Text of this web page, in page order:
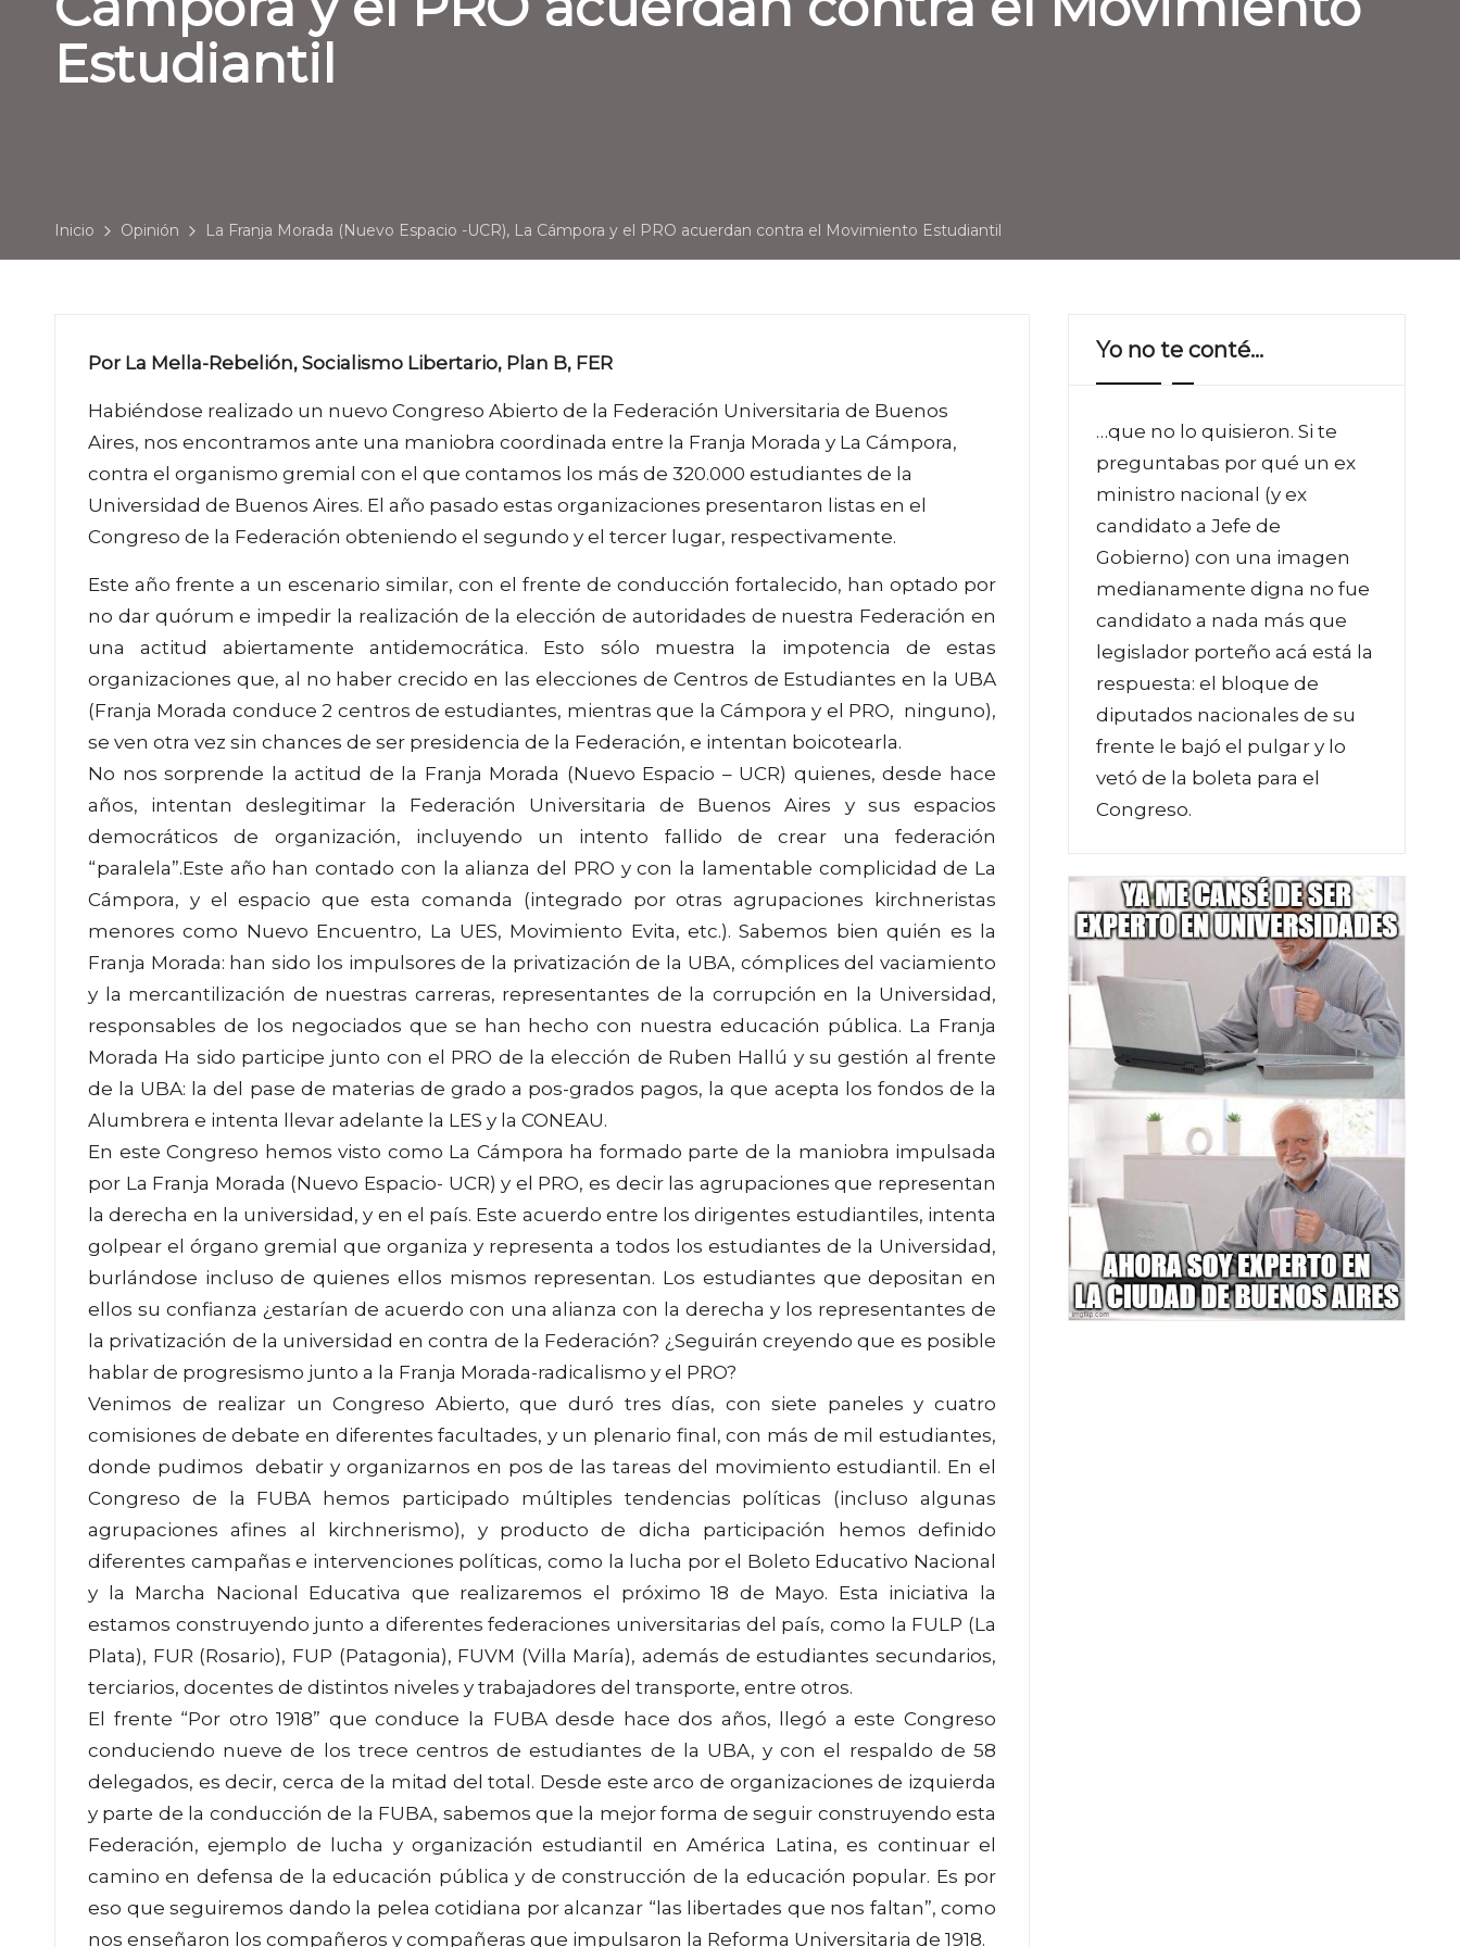
Estudiantil
Inicio Opinión La Franja Morada (Nuevo Espacio -UCR), La Cámpora y el PRO acuerdan contra el Movimiento Estudiantil
Por La Mella-Rebelión, Socialismo Libertario, Plan B, FER
Habiéndose realizado un nuevo Congreso Abierto de la Federación Universitaria de Buenos
Aires, nos encontramos ante una maniobra coordinada entre la Franja Morada y La Cámpora,
contra el organismo gremial con el que contamos los más de 320.000 estudiantes de la
Universidad de Buenos Aires. El año pasado estas organizaciones presentaron listas en el
Congreso de la Federación obteniendo el segundo y el tercer lugar, respectivamente.
Este año frente a un escenario similar, con el frente de conducción fortalecido, han optado por
no dar quórum e impedir la realización de la elección de autoridades de nuestra Federación en
una actitud abiertamente antidemocrática. Esto sólo muestra la impotencia de estas
organizaciones que, al no haber crecido en las elecciones de Centros de Estudiantes en la UBA
(Franja Morada conduce 2 centros de estudiantes, mientras que la Cámpora y el PRO, ninguno),
se ven otra vez sin chances de ser presidencia de la Federación, e intentan boicotearla.
No nos sorprende la actitud de la Franja Morada (Nuevo Espacio – UCR) quienes, desde hace
años, intentan deslegitimar la Federación Universitaria de Buenos Aires y sus espacios
democráticos de organización, incluyendo un intento fallido de crear una federación
“paralela”.Este año han contado con la alianza del PRO y con la lamentable complicidad de La
Cámpora, y el espacio que esta comanda (integrado por otras agrupaciones kirchneristas
menores como Nuevo Encuentro, La UES, Movimiento Evita, etc.). Sabemos bien quién es la
Franja Morada: han sido los impulsores de la privatización de la UBA, cómplices del vaciamiento
y la mercantilización de nuestras carreras, representantes de la corrupción en la Universidad,
responsables de los negociados que se han hecho con nuestra educación pública. La Franja
Morada Ha sido participe junto con el PRO de la elección de Ruben Hallú y su gestión al frente
de la UBA: la del pase de materias de grado a pos-grados pagos, la que acepta los fondos de la
Alumbrera e intenta llevar adelante la LES y la CONEAU.
En este Congreso hemos visto como La Cámpora ha formado parte de la maniobra impulsada
por La Franja Morada (Nuevo Espacio- UCR) y el PRO, es decir las agrupaciones que representan
la derecha en la universidad, y en el país. Este acuerdo entre los dirigentes estudiantiles, intenta
golpear el órgano gremial que organiza y representa a todos los estudiantes de la Universidad,
burlándose incluso de quienes ellos mismos representan. Los estudiantes que depositan en
ellos su confianza ¿estarían de acuerdo con una alianza con la derecha y los representantes de
la privatización de la universidad en contra de la Federación? ¿Seguirán creyendo que es posible
hablar de progresismo junto a la Franja Morada-radicalismo y el PRO?
Venimos de realizar un Congreso Abierto, que duró tres días, con siete paneles y cuatro
comisiones de debate en diferentes facultades, y un plenario final, con más de mil estudiantes,
donde pudimos debatir y organizarnos en pos de las tareas del movimiento estudiantil. En el
Congreso de la FUBA hemos participado múltiples tendencias políticas (incluso algunas
agrupaciones afines al kirchnerismo), y producto de dicha participación hemos definido
diferentes campañas e intervenciones políticas, como la lucha por el Boleto Educativo Nacional
y la Marcha Nacional Educativa que realizaremos el próximo 18 de Mayo. Esta iniciativa la
estamos construyendo junto a diferentes federaciones universitarias del país, como la FULP (La
Plata), FUR (Rosario), FUP (Patagonia), FUVM (Villa María), además de estudiantes secundarios,
terciarios, docentes de distintos niveles y trabajadores del transporte, entre otros.
El frente “Por otro 1918” que conduce la FUBA desde hace dos años, llegó a este Congreso
conduciendo nueve de los trece centros de estudiantes de la UBA, y con el respaldo de 58
delegados, es decir, cerca de la mitad del total. Desde este arco de organizaciones de izquierda
y parte de la conducción de la FUBA, sabemos que la mejor forma de seguir construyendo esta
Federación, ejemplo de lucha y organización estudiantil en América Latina, es continuar el
camino en defensa de la educación pública y de construcción de la educación popular. Es por
eso que seguiremos dando la pelea cotidiana por alcanzar “las libertades que nos faltan”, como
nos enseñaron los compañeros y compañeras que impulsaron la Reforma Universitaria de 1918.
Yo no te conté…
…que no lo quisieron. Si te
preguntabas por qué un ex
ministro nacional (y ex
candidato a Jefe de
Gobierno) con una imagen
medianamente digna no fue
candidato a nada más que
legislador porteño acá está la
respuesta: el bloque de
diputados nacionales de su
frente le bajó el pulgar y lo
vetó de la boleta para el
Congreso.